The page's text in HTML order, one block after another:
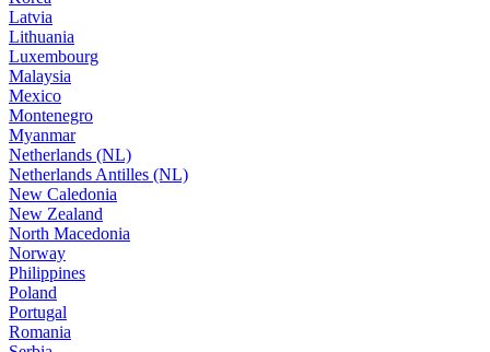
Latvia
Lithuania
Luxembourg
Malaysia
Mexico
Montenegro
Myanmar
Netherlands (NL)
Netherlands Antilles (NL)
New Caledonia
New Zealand
North Macedonia
Norway
Philippines
Poland
Portugal
Romania